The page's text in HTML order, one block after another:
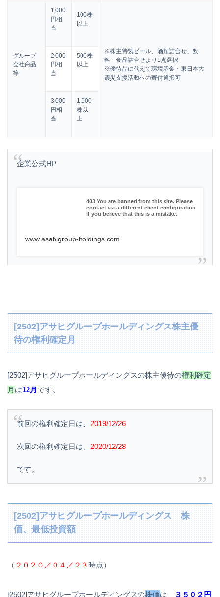
グループ
会社商品
等
1,000
円相
当
100株
以上
※株主特製ビール、酒類詰合せ、飲
料・食品詰合せより1点選択
※優待品に代えて環境基金・東日本大
震災支援活動への寄付選択可
2,000
円相
当
500株
以上
3,000
円相
当
1,000
株以
上
企業公式HP
403 You are banned from this site. Please
contact via a different client configuration
if you believe that this is a mistake.
www.asahigroup-holdings.com
[2502]アサヒグループホールディングス株主優
待の権利確定月
[2502]アサヒグループホールディングスの株主優待の権利確定
月 は12月 です。
前回の権利確定日は、 2019/12/26
次回の権利確定日は、 2020/12/28
です。
[2502]アサヒグループホールディングス 株
価、最低投資額
（ ２０２０／０４／２３時点）
[2502]アサヒグループホールディングスの株価は、 ３５０２円